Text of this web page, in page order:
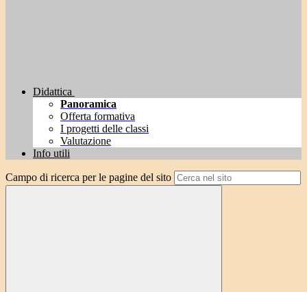
Didattica
Panoramica
Offerta formativa
I progetti delle classi
Valutazione
Info utili
Campo di ricerca per le pagine del sito